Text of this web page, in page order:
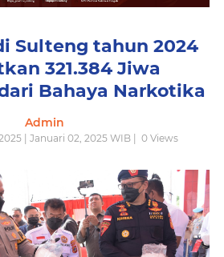
Sulteng tahun 2024
321.384 Jiwa
Bahaya Narkotika
Admin
| Januari 02, 2025 WIB | 0Views